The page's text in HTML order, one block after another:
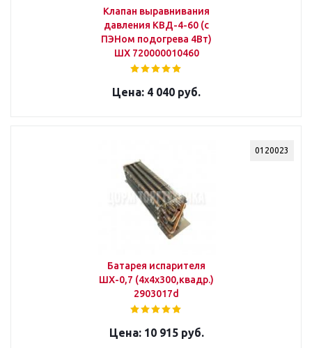
Клапан выравнивания
давления КВД-4-60 (с
ПЭНом подогрева 4Вт)
ШХ 720000010460
4 040 руб.
0120023
Батарея испарителя
ШХ-0,7 (4х4х300,квадр.)
2903017d
10 915 руб.